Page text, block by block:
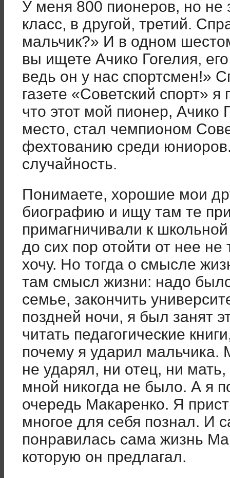
У меня 800 пионеров, но не
класс, в другой, третий.
мальчик?» И в одном
вы ищете Ачико Гогелия,
ведь он у нас спортсмен!»
газете «Советский спорт»
что этот мой пионер, Ачико
место, стал чемпионом
фехтованию среди
случайность.
Понимаете, хорошие мои
биографию и ищу там те
примагничивали к
до сих пор отойти от нее не
хочу. Но тогда о смысле
там смысл жизни: надо
семье, закончить
поздней ночи, я был занят
читать педагогические
почему я ударил мальчика.
не ударял, ни отец, ни мать,
мной никогда не было. А я
очередь Макаренко. Я
многое для себя познал. И
понравилась сама жизнь
которую он предлагал.